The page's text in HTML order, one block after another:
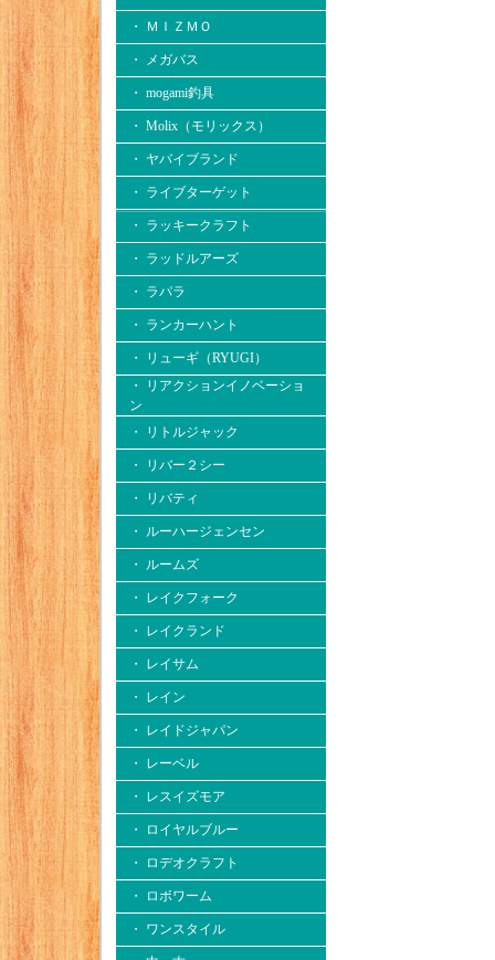
・ ＭＩＺＭＯ
・ メガバス
・ mogami釣具
・ Molix（モリックス）
・ ヤバイブランド
・ ライブターゲット
・ ラッキークラフト
・ ラッドルアーズ
・ ラパラ
・ ランカーハント
・ リューギ（RYUGI）
・ リアクションイノベーショ
ン
・ リトルジャック
・ リバー２シー
・ リバティ
・ ルーハージェンセン
・ ルームズ
・ レイクフォーク
・ レイクランド
・ レイサム
・ レイン
・ レイドジャパン
・ レーベル
・ レスイズモア
・ ロイヤルブルー
・ ロデオクラフト
・ ロボワーム
・ ワンスタイル